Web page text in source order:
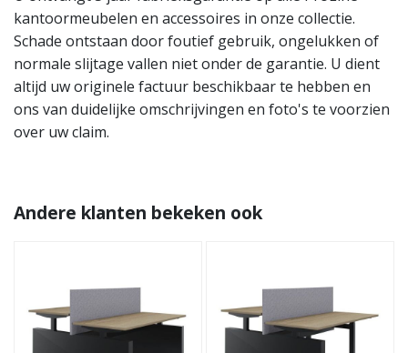
kantoormeubelen en accessoires in onze collectie.
Schade ontstaan door foutief gebruik, ongelukken of
normale slijtage vallen niet onder de garantie. U dient
altijd uw originele factuur beschikbaar te hebben en
ons van duidelijke omschrijvingen en foto's te voorzien
over uw claim.
Andere klanten bekeken ook